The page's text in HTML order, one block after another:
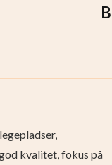
kvalitet, fokus på